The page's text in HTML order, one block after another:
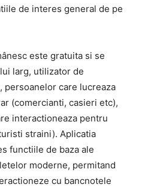
de interes general de pe
este gratuita si se
larg, utilizator de
persoanelor care lucreaza
(comercianti, casieri etc),
interactioneaza pentru
straini). Aplicatia
functiile de baza ale
moderne, permitand
cu bancnotele